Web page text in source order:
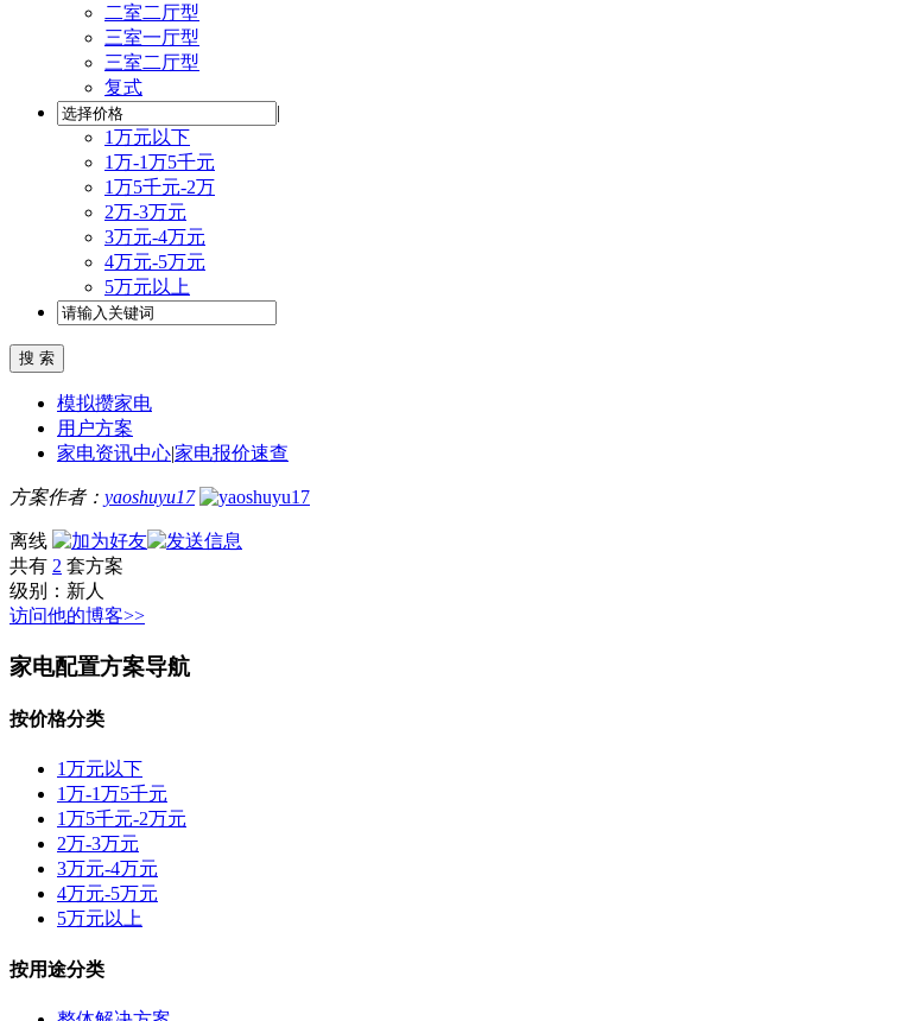
二室二厅型
三室一厅型
三室二厅型
复式
|
1万元以下
1万-1万5千元
1万5千元-2万
2万-3万元
3万元-4万元
4万元-5万元
5万元以上
模拟攒家电
用户方案
家电资讯中心|家电报价速查
方案作者： yaoshuyu17
离线
共有 2 套方案
级别： 新人
访问他的博客>>
家电配置方案导航
按价格分类
1万元以下
1万-1万5千元
1万5千元-2万元
2万-3万元
3万元-4万元
4万元-5万元
5万元以上
按用途分类